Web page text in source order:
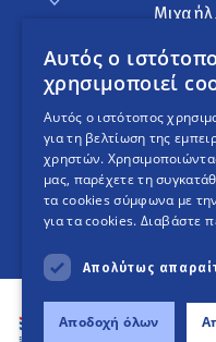
An
Αυτός ο
χρησιμοποιεί
Αυτός ο ιστότοπος
για τη βελτίωση της
χρηστών.
μας, παρέχετε τη
τα cookies σύμφωνα με
για τα cookies. Διαβάστε
Απολύτως
Αποδοχή όλων